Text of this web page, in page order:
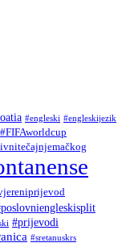
#engleski #engleskijezik
#FIFAworldcup
#prijevodi
#sretanuskrs